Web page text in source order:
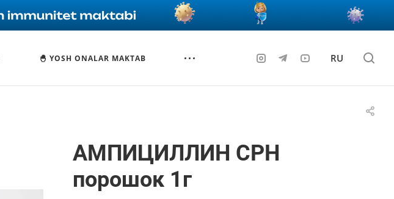
🐣 YOSH ONALAR MAKTAB RU
АМПИЦИЛЛИН СРН
порошок 1г